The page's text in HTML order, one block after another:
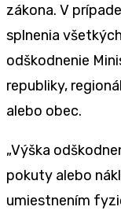
zákona. V
splnenia
odškodnenie
republiky,
alebo obec.
„Výška
pokuty alebo
umiestnením